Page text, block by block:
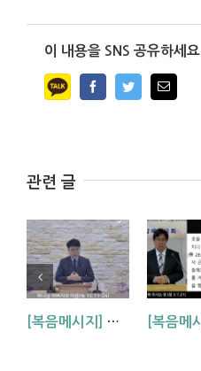
이 내용을 SNS 공유하세요
FacebookTwitterEmail
관련 글
[복음메시지] 하나님 아버지의 마음 (눅15:11~24)